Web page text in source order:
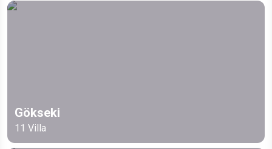
Gökseki
11 Villa